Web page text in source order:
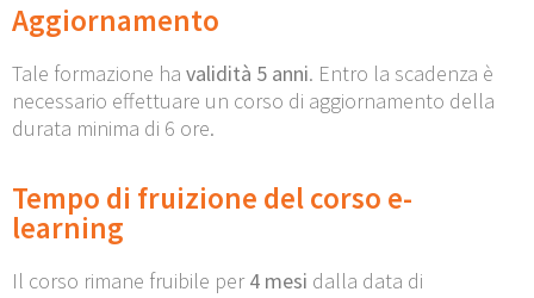
Aggiornamento
Tale formazione ha validità 5 anni. Entro la scadenza è
necessario effettuare un corso di aggiornamento della
durata minima di 6 ore.
Tempo di fruizione del corso e-
learning
Il corso rimane fruibile per4 mesi dalla data di